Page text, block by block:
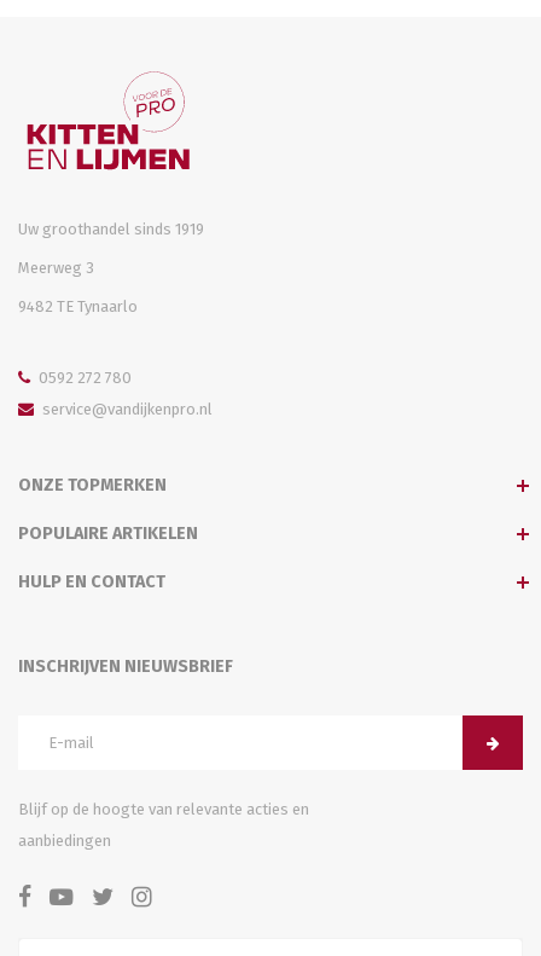
Uw groothandel sinds 1919
Meerweg 3
9482 TE Tynaarlo
0592 272 780
service@vandijkenpro.nl
ONZE TOPMERKEN
POPULAIRE ARTIKELEN
HULP EN CONTACT
INSCHRIJVEN NIEUWSBRIEF
Blijf op de hoogte van relevante acties en
aanbiedingen